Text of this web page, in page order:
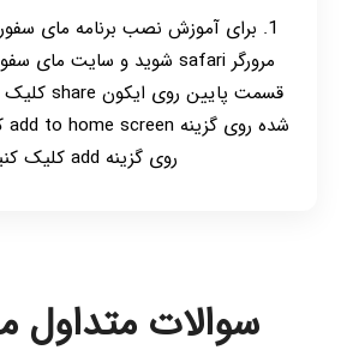
روی گزینه add کلیک کنید ...
سوالات متداول